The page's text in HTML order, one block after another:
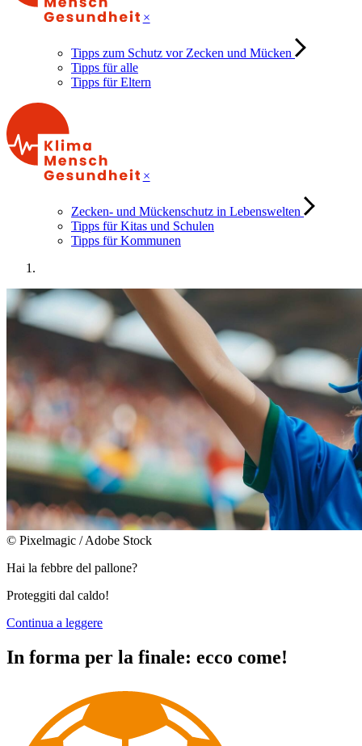
×
Tipps zum Schutz vor Zecken und Mücken
Tipps für alle
Tipps für Eltern
×
Zecken- und Mückenschutz in Lebenswelten
Tipps für Kitas und Schulen
Tipps für Kommunen
© Pixelmagic / Adobe Stock
Hai la febbre del pallone?
Proteggiti dal caldo!
Continua a leggere
In forma per la finale: ecco come!